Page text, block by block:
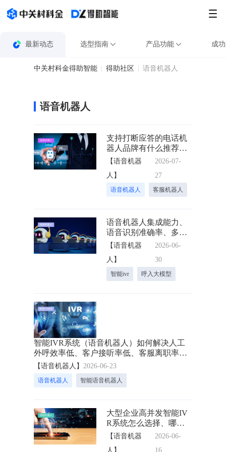
最新动态 选型指南 产品功能 成
中关村科金得助智能 得助社区 语音机器人
语音机器人
支持打断应答的电话机
器人品牌有什么推荐
的？
【语音机器
人】
2026-07-
27
语音机器人 客服机器人
语音机器人集成能力、
语音识别准确率、多轮
对话能力、转人工能
一次看懂！
【语音机器
人】
2026-06-
30
智能ivr 呼入大模型
智能IVR系统（语音机器人）如何解决人工
外呼效率低、客户接听率低、客服离职率高
等问题？
【语音机器人】2026-06-23
语音机器人 智能语音机器人
大型企业高并发智能IV
R系统怎么选择、哪个
好用、平台费用是多
【语音机器
人】
2026-06-
16